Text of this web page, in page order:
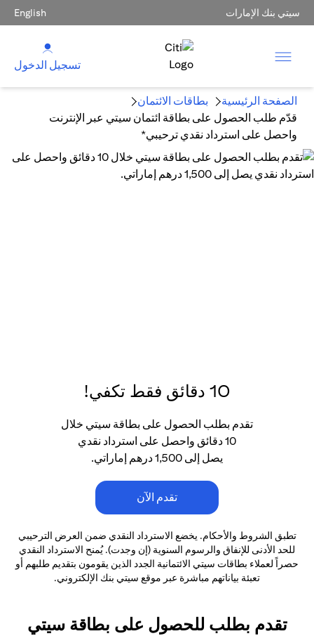
سيتي بنك الإمارات English
تسجيل الدخول
الصفحة الرئيسية
بطاقات الائتمان
قدّم طلب الحصول على بطاقة ائتمان سيتي عبر الإنترنت
واحصل على استرداد نقدي ترحيبي*
10 دقائق فقط تكفي!
تقدم بطلب الحصول على بطاقة سيتي خلال
10 دقائق واحصل على استرداد نقدي
يصل إلى 1,500 درهم إماراتي.
تقدم الآن
تطبق الشروط والأحكام. يخضع الاسترداد النقدي ضمن العرض الترحيبي
للحد الأدنى للإنفاق والرسوم السنوية (إن وجدت). يُمنح الاسترداد النقدي
حصراً لعملاء بطاقات سيتي الائتمانية الجدد الذين يقومون بتقديم طلبهم أو
تعبئة بياناتهم مباشرة عبر موقع سيتي بنك الإلكتروني.
تقدم بطلب للحصول على بطاقة سيتي